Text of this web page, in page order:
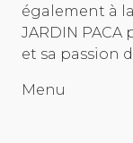
également à
JARDIN
et sa passion
Menu